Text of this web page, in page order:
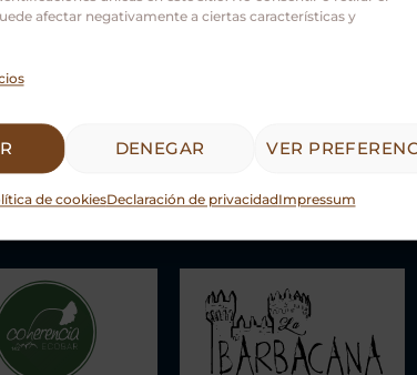
afectar negativamente a ciertas características y
DENEGAR VER
de cookiesDeclaración de privacidadImpressum